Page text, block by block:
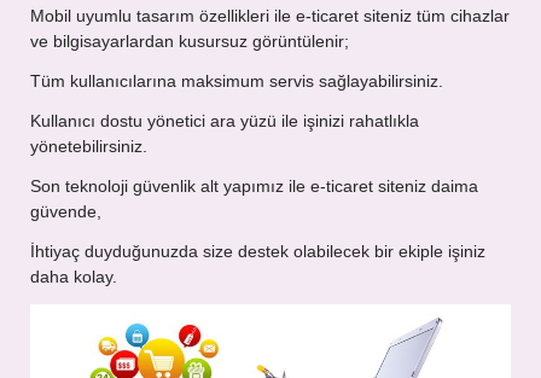
Mobil uyumlu tasarım özellikleri ile e-ticaret siteniz tüm cihazlar
ve bilgisayarlardan kusursuz görüntülenir;
Tüm kullanıcılarına maksimum servis sağlayabilirsiniz.
Kullanıcı dostu yönetici ara yüzü ile işinizi rahatlıkla
yönetebilirsiniz.
Son teknoloji güvenlik alt yapımız ile e-ticaret siteniz daima
güvende,
İhtiyaç duyduğunuzda size destek olabilecek bir ekiple işiniz
daha kolay.